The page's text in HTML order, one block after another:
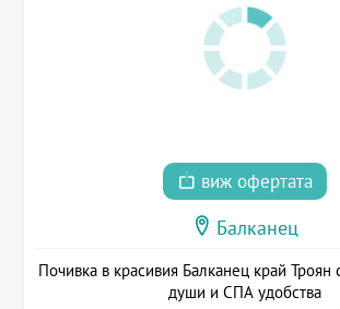
виж офертата
Балканец
Почивка в красивия Балканец край
души и СПА удобства